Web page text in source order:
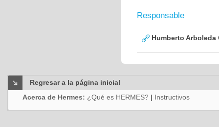
Responsable
Humberto Arboleda
Regresar a la página inicial
Acerca de Hermes: ¿Qué es HERMES? | Instructivos